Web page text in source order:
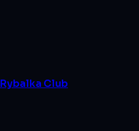
Rybalka Club